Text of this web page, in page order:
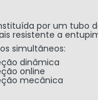
por um tubo
resistente a
simultãneos:
dinâmica
online
mecânica